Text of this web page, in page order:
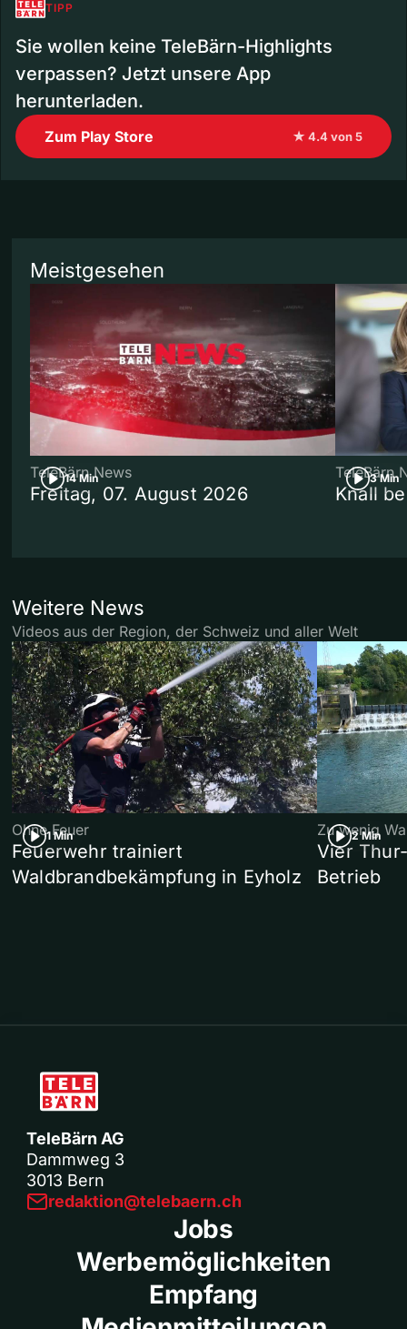
TIPP
Sie wollen keine TeleBärn-Highlights
verpassen? Jetzt unsere App
herunterladen.
Zum Play Store ★ 4.4 von 5
Meistgesehen
14 Min
TeleBärn News
Freitag, 07. August 2026
3 Min
TeleBärn
Knall
Weitere News
Videos aus der Region, der Schweiz und aller Welt
1 Min
Ohne Feuer
Feuerwehr trainiert
Waldbrandbekämpfung in Eyholz
2 Min
Zu wenig
Vier
Betrieb
TeleBärn AG
Dammweg 3
3013 Bern
redaktion@telebaern.ch
Jobs
Werbemöglichkeiten
Empfang